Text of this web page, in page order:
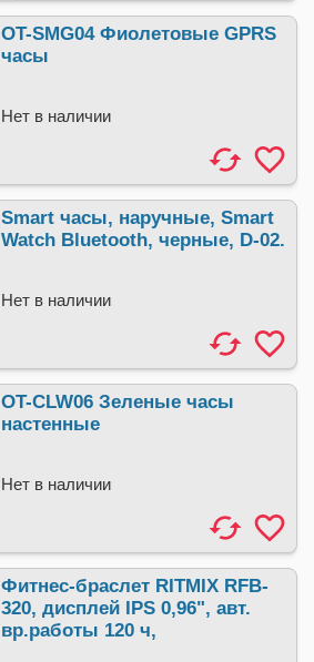
OT-SMG04 Фиолетовые GPRS
часы
Нет в наличии
Smart часы, наручные, Smart
Watch Bluetooth, черные, D-02.
Нет в наличии
OT-CLW06 Зеленые часы
настенные
Нет в наличии
Фитнес-браслет RITMIX RFB-
320, дисплей IPS 0,96", авт.
вр.работы 120 ч,